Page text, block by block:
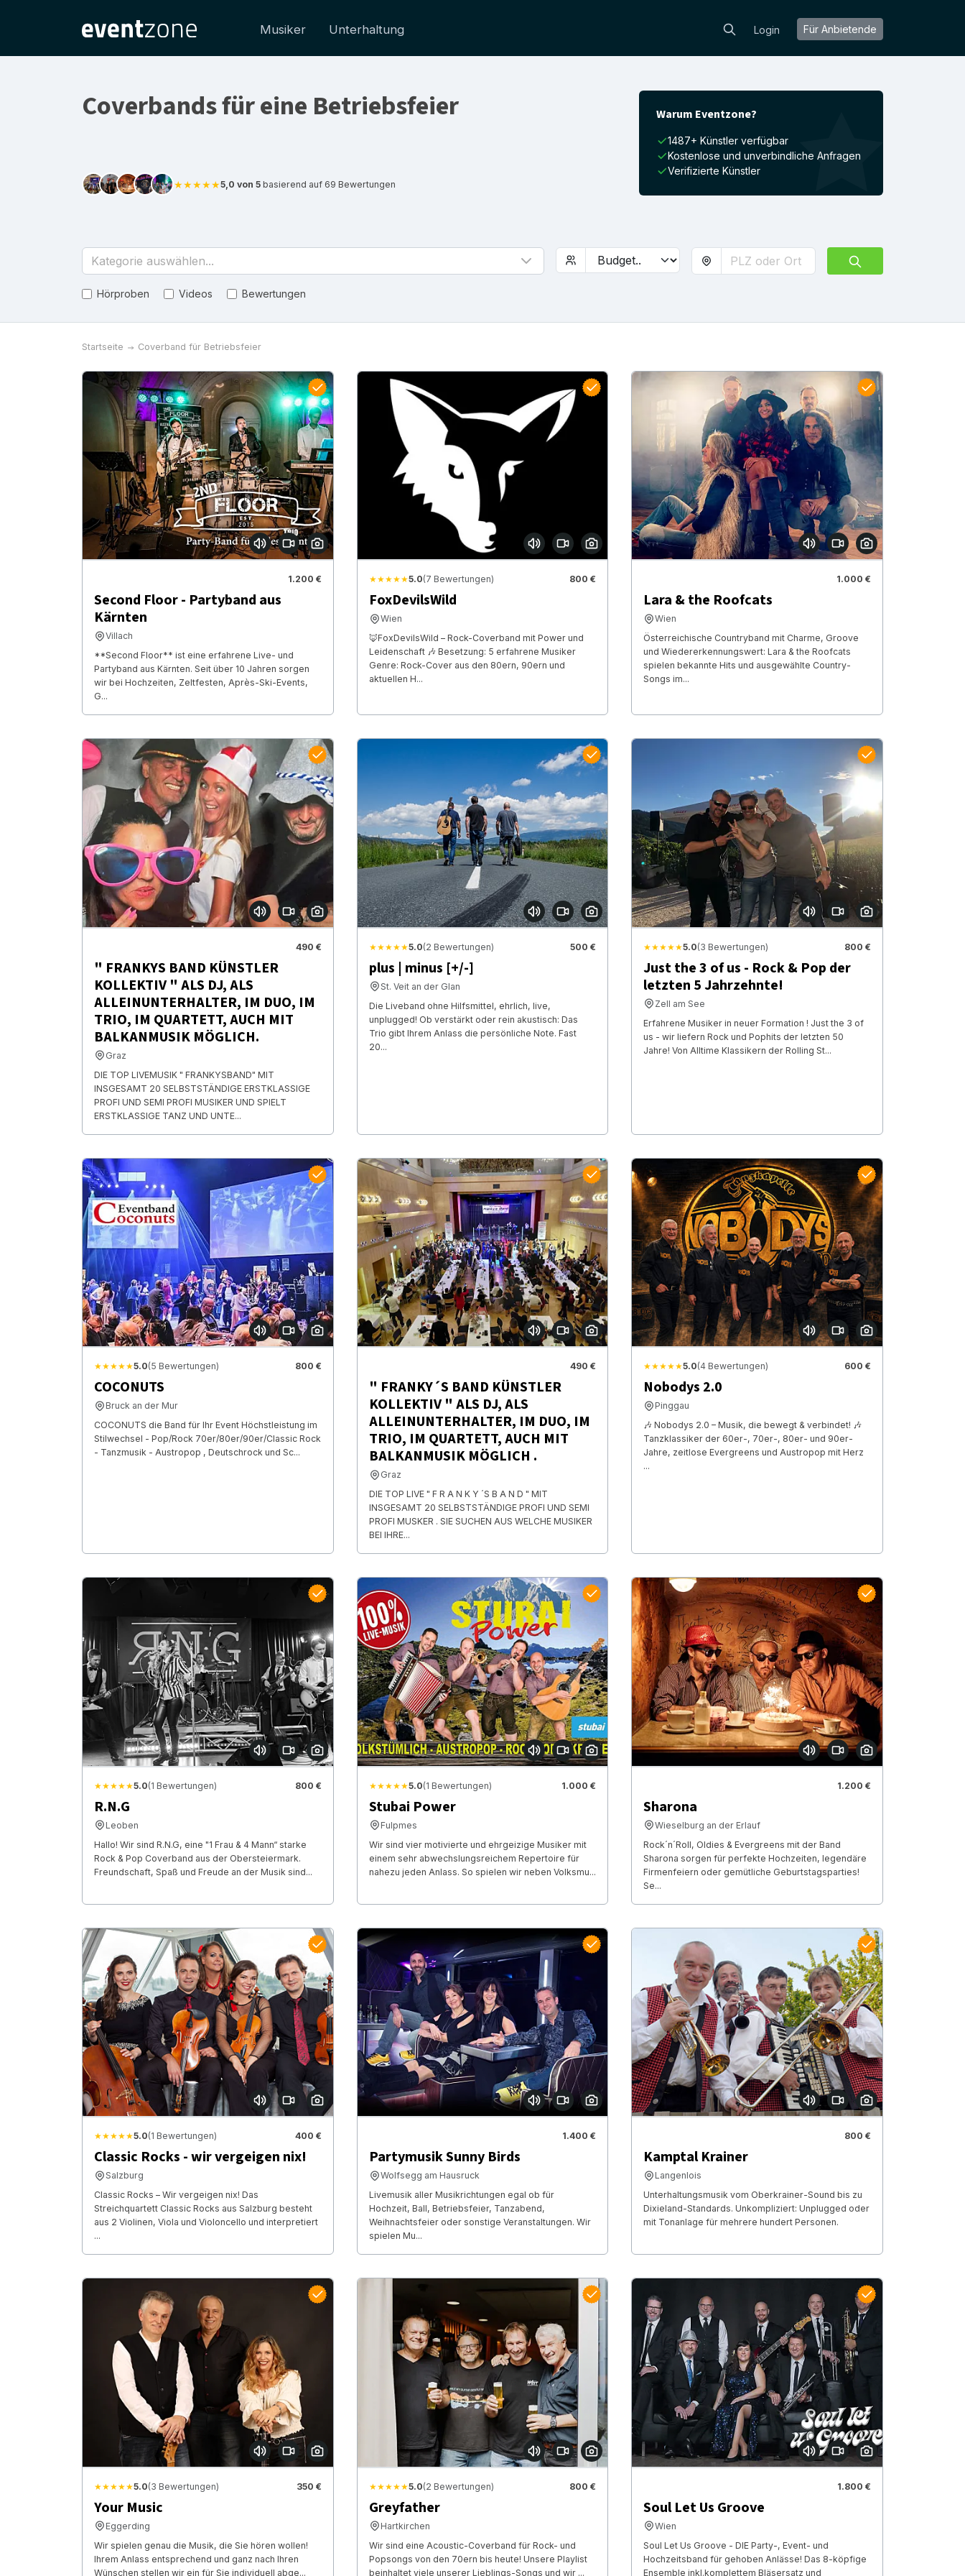
Musiker Unterhaltung Login Für Anbietende
Coverbands für eine Betriebsfeier
★★★★★5,0 von 5 basierend auf 69 Bewertungen
Warum Eventzone?
1487+ Künstler verfügbar
Kostenlose und unverbindliche Anfragen
Verifizierte Künstler
Kategorie auswählen...
Hörproben Videos Bewertungen
Startseite Coverband für Betriebsfeier
1.200 €
Second Floor - Partyband aus
Kärnten
Villach
**Second Floor** ist eine erfahrene Live- und
Partyband aus Kärnten. Seit über 10 Jahren sorgen
wir bei Hochzeiten, Zeltfesten, Après-Ski-Events,
G...
★★★★★5.0(7 Bewertungen) 800 €
FoxDevilsWild
Wien
🦊FoxDevilsWild – Rock-Coverband mit Power und
Leidenschaft 🎶 Besetzung: 5 erfahrene Musiker
Genre: Rock-Cover aus den 80ern, 90ern und
aktuellen H...
1.000 €
Lara & the Roofcats
Wien
Österreichische Countryband mit Charme, Groove
und Wiedererkennungswert: Lara & the Roofcats
spielen bekannte Hits und ausgewählte Country-
Songs im...
490 €
" FRANKYS BAND KÜNSTLER
KOLLEKTIV " ALS DJ, ALS
ALLEINUNTERHALTER, IM DUO, IM
TRIO, IM QUARTETT, AUCH MIT
BALKANMUSIK MÖGLICH.
Graz
DIE TOP LIVEMUSIK " FRANKYSBAND" MIT
INSGESAMT 20 SELBSTSTÄNDIGE ERSTKLASSIGE
PROFI UND SEMI PROFI MUSIKER UND SPIELT
ERSTKLASSIGE TANZ UND UNTE...
★★★★★5.0(2 Bewertungen) 500 €
plus | minus [+/-]
St. Veit an der Glan
Die Liveband ohne Hilfsmittel, ehrlich, live,
unplugged! Ob verstärkt oder rein akustisch: Das
Trio gibt Ihrem Anlass die persönliche Note. Fast
20...
★★★★★5.0(3 Bewertungen) 800 €
Just the 3 of us - Rock & Pop der
letzten 5 Jahrzehnte!
Zell am See
Erfahrene Musiker in neuer Formation ! Just the 3 of
us - wir liefern Rock und Pophits der letzten 50
Jahre! Von Alltime Klassikern der Rolling St...
★★★★★5.0(5 Bewertungen) 800 €
COCONUTS
Bruck an der Mur
COCONUTS die Band für Ihr Event Höchstleistung im
Stilwechsel - Pop/Rock 70er/80er/90er/Classic Rock
- Tanzmusik - Austropop , Deutschrock und Sc...
490 €
" FRANKY´S BAND KÜNSTLER
KOLLEKTIV " ALS DJ, ALS
ALLEINUNTERHALTER, IM DUO, IM
TRIO, IM QUARTETT, AUCH MIT
BALKANMUSIK MÖGLICH .
Graz
DIE TOP LIVE " F R A N K Y ´S B A N D " MIT
INSGESAMT 20 SELBSTSTÄNDIGE PROFI UND SEMI
PROFI MUSKER . SIE SUCHEN AUS WELCHE MUSIKER
BEI IHRE...
★★★★★5.0(4 Bewertungen) 600 €
Nobodys 2.0
Pinggau
🎶 Nobodys 2.0 – Musik, die bewegt & verbindet! 🎶
Tanzklassiker der 60er-, 70er-, 80er- und 90er-
Jahre, zeitlose Evergreens und Austropop mit Herz
...
★★★★★5.0(1 Bewertungen) 800 €
R.N.G
Leoben
Hallo! Wir sind R.N.G, eine "1 Frau & 4 Mann“ starke
Rock & Pop Coverband aus der Obersteiermark.
Freundschaft, Spaß und Freude an der Musik sind...
★★★★★5.0(1 Bewertungen) 1.000 €
Stubai Power
Fulpmes
Wir sind vier motivierte und ehrgeizige Musiker mit
einem sehr abwechslungsreichem Repertoire für
nahezu jeden Anlass. So spielen wir neben Volksmu...
1.200 €
Sharona
Wieselburg an der Erlauf
Rock´n´Roll, Oldies & Evergreens mit der Band
Sharona sorgen für perfekte Hochzeiten, legendäre
Firmenfeiern oder gemütliche Geburtstagsparties!
Se...
★★★★★5.0(1 Bewertungen) 400 €
Classic Rocks - wir vergeigen nix!
Salzburg
Classic Rocks – Wir vergeigen nix! Das
Streichquartett Classic Rocks aus Salzburg besteht
aus 2 Violinen, Viola und Violoncello und interpretiert
...
1.400 €
Partymusik Sunny Birds
Wolfsegg am Hausruck
Livemusik aller Musikrichtungen egal ob für
Hochzeit, Ball, Betriebsfeier, Tanzabend,
Weihnachtsfeier oder sonstige Veranstaltungen. Wir
spielen Mu...
800 €
Kamptal Krainer
Langenlois
Unterhaltungsmusik vom Oberkrainer-Sound bis zu
Dixieland-Standards. Unkompliziert: Unplugged oder
mit Tonanlage für mehrere hundert Personen.
★★★★★5.0(3 Bewertungen) 350 €
Your Music
Eggerding
Wir spielen genau die Musik, die Sie hören wollen!
Ihrem Anlass entsprechend und ganz nach Ihren
Wünschen stellen wir ein für Sie individuell abge...
★★★★★5.0(2 Bewertungen) 800 €
Greyfather
Hartkirchen
Wir sind eine Acoustic-Coverband für Rock- und
Popsongs von den 70ern bis heute! Unsere Playlist
beinhaltet viele unserer Lieblings-Songs und wir ...
1.800 €
Soul Let Us Groove
Wien
Soul Let Us Groove - DIE Party-, Event- und
Hochzeitsband für gehoben Anlässe! Das 8-köpfige
Ensemble inkl.komplettem Bläsersatz und